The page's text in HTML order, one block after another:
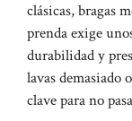
clásicas, bragas
prenda exige
durabilidad y
lavas demasiado
clave para no